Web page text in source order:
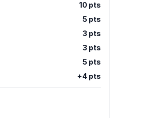
10 pts
5 pts
3 pts
3 pts
5 pts
+4 pts